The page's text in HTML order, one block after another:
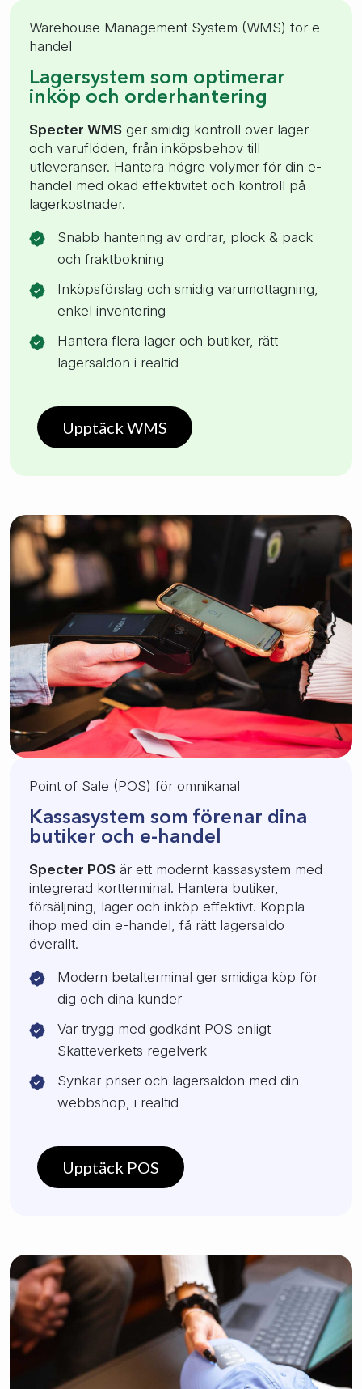
Warehouse Management System (WMS) för e-
handel
Lagersystem som optimerar
inköp och orderhantering
Specter WMS ger smidig kontroll över lager
och varuflöden, från inköpsbehov till
utleveranser. Hantera högre volymer för din e-
handel med ökad effektivitet och kontroll på
lagerkostnader.
Snabb hantering av ordrar, plock & pack
och fraktbokning
Inköpsförslag och smidig varumottagning,
enkel inventering
Hantera flera lager och butiker, rätt
lagersaldon i realtid
Upptäck WMS
Point of Sale (POS) för omnikanal
Kassasystem som förenar dina
butiker och e-handel
Specter POS är ett modernt kassasystem med
integrerad kortterminal. Hantera butiker,
försäljning, lager och inköp effektivt. Koppla
ihop med din e-handel, få rätt lagersaldo
överallt.
Modern betalterminal ger smidiga köp för
dig och dina kunder
Var trygg med godkänt POS enligt
Skatteverkets regelverk
Synkar priser och lagersaldon med din
webbshop, i realtid
Upptäck POS